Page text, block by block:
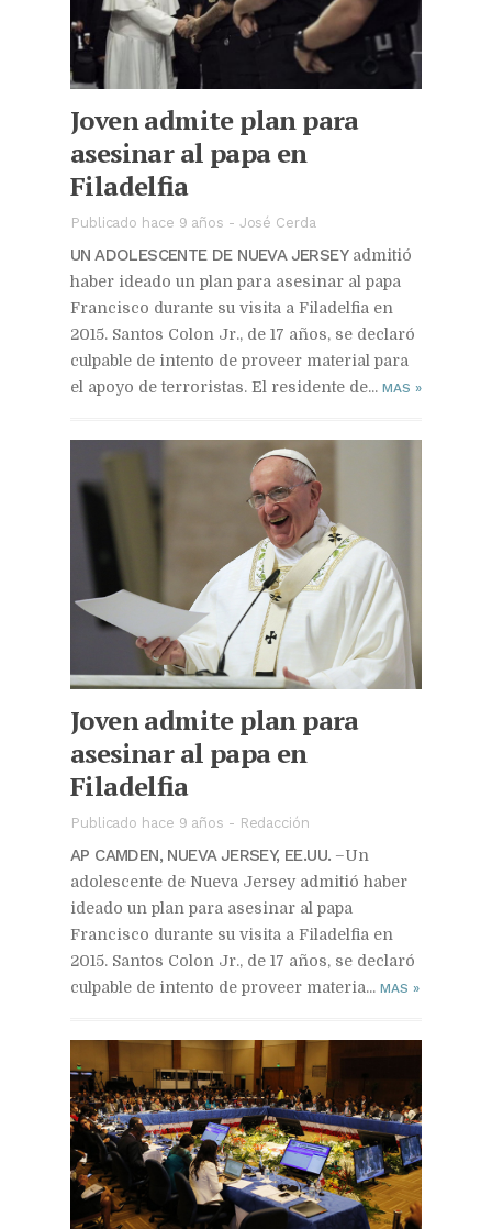
Joven admite plan para
asesinar al papa en
Filadelfia
Publicado hace 9 años - José Cerda
UN ADOLESCENTE DE NUEVA JERSEYadmitió
haber ideado un plan para asesinar al papa
Francisco durante su visita a Filadelfia en
2015. Santos Colon Jr., de 17 años, se declaró
culpable de intento de proveer material para
el apoyo de terroristas. El residente de... MAS »
Joven admite plan para
asesinar al papa en
Filadelfia
Publicado hace 9 años - Redacción
AP CAMDEN, NUEVA JERSEY, EE.UU. –Un
adolescente de Nueva Jersey admitió haber
ideado un plan para asesinar al papa
Francisco durante su visita a Filadelfia en
2015. Santos Colon Jr., de 17 años, se declaró
culpable de intento de proveer materia... MAS »